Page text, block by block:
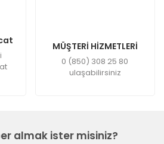
MÜŞTERİ HİZMETLERİ
0 (850) 308 25 80
ulaşabilirsiniz
almak ister misiniz?